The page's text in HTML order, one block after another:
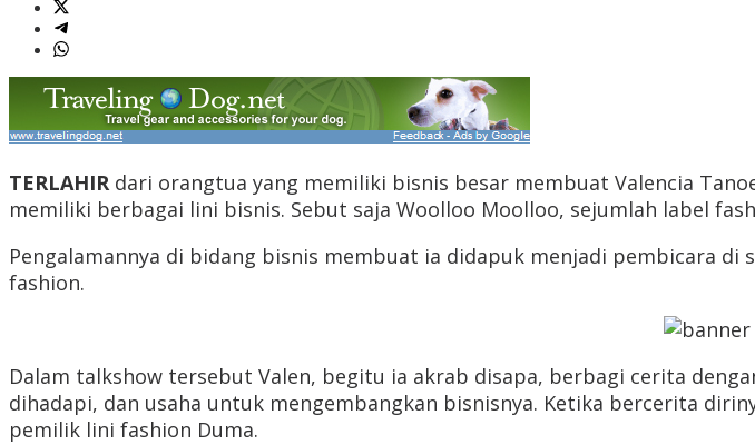
TERLAHIR dari orangtua yang memiliki bisnis besar membuat Valencia
memiliki berbagai lini bisnis. Sebut saja Woolloo Moolloo, sejumlah label
Pengalamannya di bidang bisnis membuat ia didapuk menjadi pembicara
fashion.
Dalam talkshow tersebut Valen, begitu ia akrab disapa, berbagi cerita
dihadapi, dan usaha untuk mengembangkan bisnisnya. Ketika bercerita
pemilik lini fashion Duma.